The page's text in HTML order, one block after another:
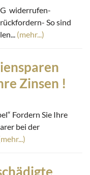
widerrufen-
So sind
(mehr...)
Zinsen !
Fordern Sie Ihre
bei der